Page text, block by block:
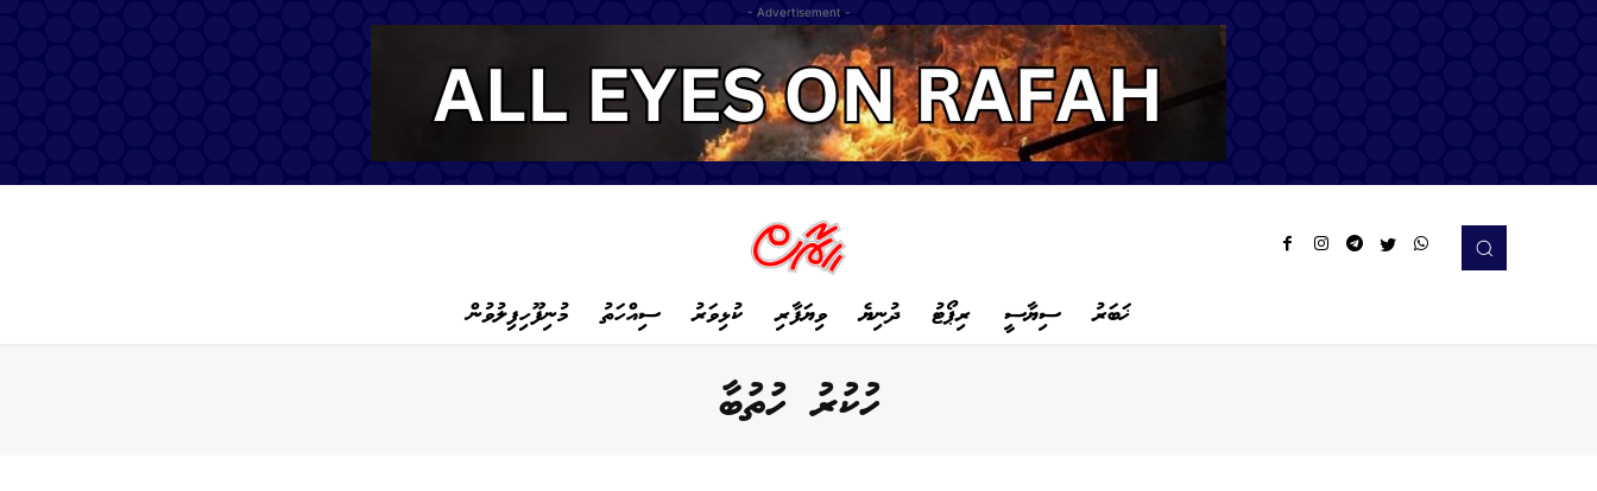
- Advertisement -
މުނިފޫހިފިލުވުން ސިއްހަތު ކުޅިވަރު ވިޔަފާރި ދުނިޔެ ރިޕޯޓު ސިޔާސީ ޚަބަރު
ހުކުރު ހުތުބާ